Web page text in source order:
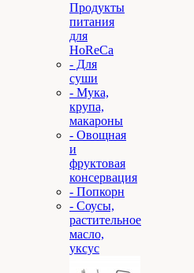
Продукты
питания
для
HoReCa
- Для
суши
- Мука,
крупа,
макароны
- Овощная
и
фруктовая
консервация
- Попкорн
- Соусы,
растительное
масло,
уксус